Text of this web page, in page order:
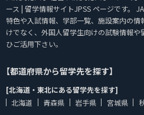
ース | 留学情報サイトJPSS ページです。
特色や入試情報、学部一覧、施設案内の
けでなく、外国人留学生向けの試験情報
ひご活用下さい。
【都道府県から留学先を探す】
[北海道・東北にある留学先を探す]
北海道
青森県 岩手県 宮城県